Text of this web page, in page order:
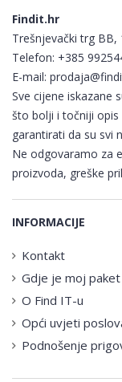
Findit.hr
Trešnjevački trg BB,
Telefon: +385
E-mail:
Sve cijene iskazane
što bolji i točniji
garantirati da su svi
Ne odgovaramo za
proizvoda, greške
INFORMACIJE
Kontakt
Gdje je moj paket
O Find IT-u
Opći uvjeti
Podnošenje